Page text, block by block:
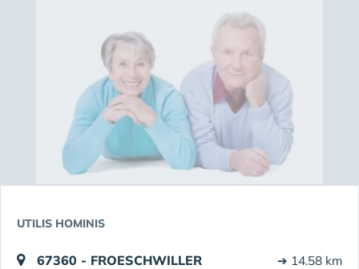
UTILIS HOMINIS
67360 - FROESCHWILLER ➔ 14.58 km